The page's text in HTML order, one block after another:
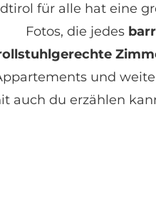
für alle hat eine
Fotos, die jedes
und
auch du erzählen